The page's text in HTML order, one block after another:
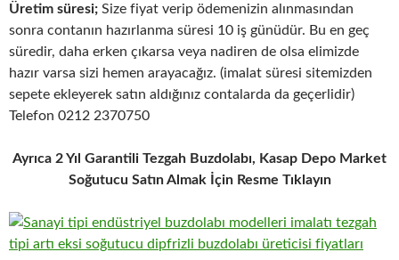
Üretim süresi; Size fiyat verip ödemenizin alınmasından
sonra contanın hazırlanma süresi 10 iş günüdür. Bu en geç
süredir, daha erken çıkarsa veya nadiren de olsa elimizde
hazır varsa sizi hemen arayacağız. (imalat süresi sitemizden
sepete ekleyerek satın aldığınız contalarda da geçerlidir)
Telefon 0212 2370750
Ayrıca 2 Yıl Garantili Tezgah Buzdolabı, Kasap Depo Market
Soğutucu Satın Almak İçin Resme Tıklayın